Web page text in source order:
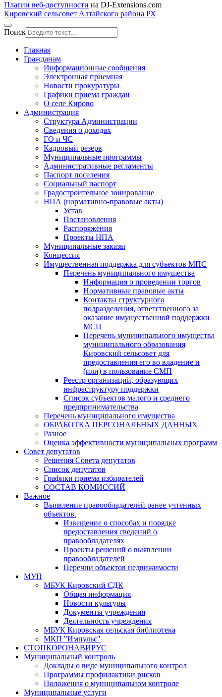
Плагин веб-доступности на DJ-Extensions.com
Кировский сельсовет Алтайского района РХ
Поиск
Главная
Гражданам
Информационные сообщения
Электронная приемная
Новости прокуратуры
Графики приема граждан
О селе Кирово
Администрация
Структура Администрации
Сведения о доходах
ГО и ЧС
Кадровый резерв
Муниципальные программы
Административные регламенты
Паспорт поселения
Социальный паспорт
Градостроительное зонирование
НПА (нормативно-правовые акты)
Устав
Постановления
Распоряжения
Проекты НПА
Муниципальные заказы
Концессия
Имущественная поддержка для субъектов МПС
Перечень муниципального имущества
Информация о проведении торгов
Нормативные правовые акты
Контакты структурного
подразделения, ответственного за
оказание имущественной поддержки
МСП
Перечень муниципального имущества
муниципального образования
Кировский сельсовет для
предоставления его во владение и
(или) в пользование СМП
Реестр организаций, образующих
инфраструктуру поддержки
Список субъектов малого и среднего
предпринимательства
Перечень муниципального имущества
ОБРАБОТКА ПЕРСОНАЛЬНЫХ ДАННЫХ
Разное
Оценка эффективности муниципальных программ
Совет депутатов
Решения Совета депутатов
Список депутатов
Графики приема избирателей
СОСТАВ КОМИССИЙ
Важное
Выявление правообладателей ранее учтенных
объектов.
Извещение о способах и порядке
предоставления сведений о
правообладателях
Проекты решений о выявлении
правообладателей
Перечни объектов недвижимости
МУП
МБУК Кировский СДК
Общая информация
Новости культуры
Документы учреждения
Деятельность учреждения
МБУК Кировская сельская библиотека
МКП "Импульс"
СТОПКОРОНАВИРУС
Муниципальный контроль
Доклады о виде муниципального контрол
Программы профилактики рисков
Положения о муниципальном контроле
Муниципальные услуги